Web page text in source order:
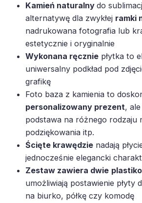
Kamień naturalny do
alternatywę dla zwykłej ramki
nadrukowana fotografia lub
estetycznie i oryginalnie
Wykonana ręcznie płytka to
uniwersalny podkład pod
grafikę
Foto baza z kamienia to
personalizowany prezent,
podstawa na różnego rodzaju
podziękowania itp.
Ścięte krawędzie nadają
jednocześnie elegancki
Zestaw zawiera dwie
umożliwiają postawienie płyty
na biurko, półkę czy komodę